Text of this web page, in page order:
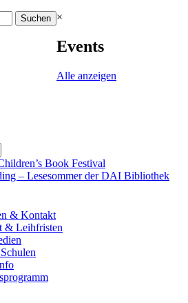
×
Events
Alle anzeigen
Book Festival
– Lesesommer der DAI Bibliothek
& Kontakt
& Leihfristen